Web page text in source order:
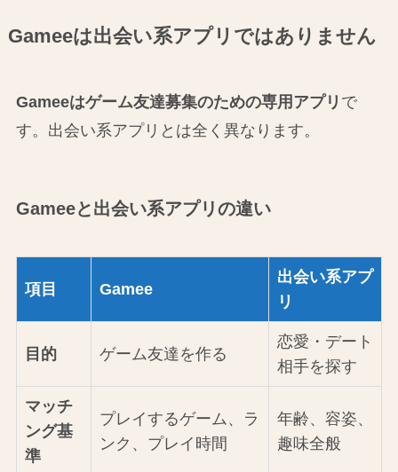
Gameeは出会い系アプリではありません
Gameeはゲーム友達募集のための専用アプリ で
す。出会い系アプリとは全く異なります。
Gameeと出会い系アプリの違い
項目 Gamee
出会い系アプ
リ
目的 ゲーム友達を作る
恋愛・デート
相手を探す
マッチ
ング基
準
プレイするゲーム、ラ
ンク、プレイ時間
年齢、容姿、
趣味全般